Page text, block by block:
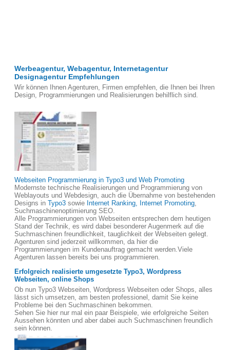
Werbeagentur, Webagentur, Internetagentur
Designagentur Empfehlungen
Wir können Ihnen Agenturen, Firmen empfehlen, die Ihnen bei Ihren
Design, Programmierungen und Realisierungen behilflich sind.
Webseiten Programmierung in Typo3 und Web Promoting
Modernste technische Realisierungen und Programmierung von
Weblayouts und Webdesign, auch die Übernahme von bestehenden
Designs in Typo3 sowie Internet Ranking, Internet Promoting,
Suchmaschinenoptimierung SEO.
Alle Programmierungen von Webseiten entsprechen dem heutigen
Stand der Technik, es wird dabei besonderer Augenmerk auf die
Suchmaschinen freundlichkeit, tauglichkeit der Webseiten gelegt.
Agenturen sind jederzeit willkommen, da hier die
Programmierungen im Kundenauftrag gemacht werden.Viele
Agenturen lassen bereits bei uns programmieren.
Erfolgreich realisierte umgesetzte Typo3, Wordpress
Webseiten, online Shops
Ob nun Typo3 Webseiten, Wordpress Webseiten oder Shops, alles
lässt sich umsetzen, am besten professionel, damit Sie keine
Probleme bei den Suchmaschinen bekommen.
Sehen Sie hier nur mal ein paar Beispiele, wie erfolgreiche Seiten
Aussehen könnten und aber dabei auch Suchmaschinen freundlich
sein können.